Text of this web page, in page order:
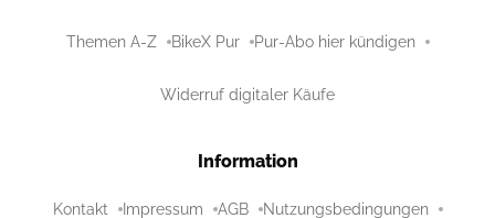
Themen A-Z BikeX Pur Pur-Abo hier kündigen
Widerruf digitaler Käufe
Information
Kontakt Impressum AGB Nutzungsbedingungen